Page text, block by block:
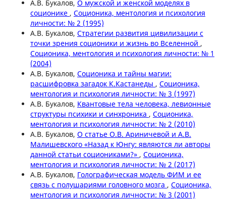
А.В. Букалов, О мужской и женской моделях в
соционике , Соционика, ментология и психология
личности: № 2 (1995)
А.В. Букалов, Стратегии развития цивилизации с
точки зрения соционики и жизнь во Вселенной ,
Соционика, ментология и психология личности: № 1
(2004)
А.В. Букалов, Соционика и тайны магии:
расшифровка загадок К.Кастанеды , Соционика,
ментология и психология личности: № 3 (1997)
А.В. Букалов, Квантовые тела человека, левионные
структуры психики и синхроника , Соционика,
ментология и психология личности: № 2 (2010)
А.В. Букалов, О статье О.В. Ариничевой и А.В.
Малишевского «Назад к Юнгу: являются ли авторы
данной статьи социониками?» , Соционика,
ментология и психология личности: № 2 (2017)
А.В. Букалов, Голографическая модель ФИМ и ее
связь с полушариями головного мозга , Соционика,
ментология и психология личности: № 3 (2001)